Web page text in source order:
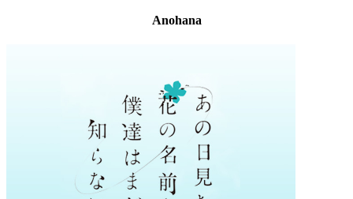
Anohana